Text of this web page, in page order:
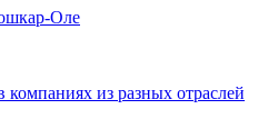
компаниях из разных отраслей